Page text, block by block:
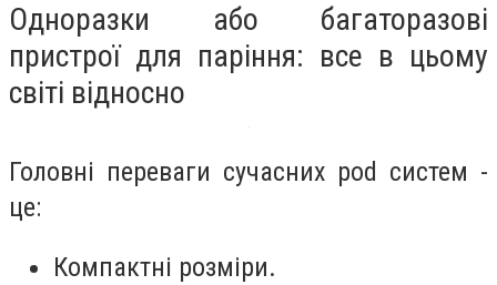
Одноразки або багаторазові
пристрої для паріння: все в цьому
світі відносно
Головні переваги сучасних pod систем -
це:
Компактні розміри.